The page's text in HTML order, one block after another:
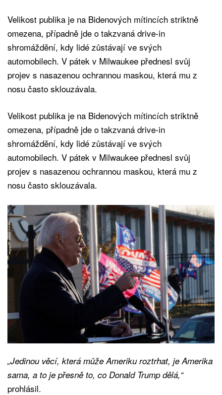
Velikost publika je na Bidenových mítincích striktně
omezena, případně jde o takzvaná drive-in
shromáždění, kdy lidé zůstávají ve svých
automobilech. V pátek v Milwaukee přednesl svůj
projev s nasazenou ochrannou maskou, která mu z
nosu často sklouzávala.
Velikost publika je na Bidenových mítincích striktně
omezena, případně jde o takzvaná drive-in
shromáždění, kdy lidé zůstávají ve svých
automobilech. V pátek v Milwaukee přednesl svůj
projev s nasazenou ochrannou maskou, která mu z
nosu často sklouzávala.
„Jedinou věcí, která může Ameriku roztrhat, je Amerika
sama, a to je přesně to, co Donald Trump dělá,“
prohlásil.